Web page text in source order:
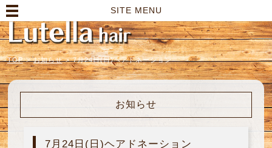
SITE MENU
TOP > お知らせ > 7月24日(日)ヘアドネーション
お知らせ
7月24日(日)ヘアドネーション